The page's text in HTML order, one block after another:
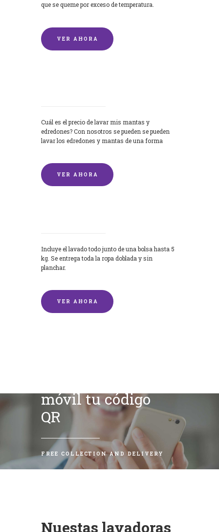
que se queme por exceso de temperatura.
VER AHORA
Cuál es el precio de lavar mis mantas y
edredones? Con nosotros se pueden se pueden
lavar los edredones y mantas de una forma
VER AHORA
Incluye el lavado todo junto de una bolsa hasta 5
kg. Se entrega toda la ropa doblada y sin
planchar.
VER AHORA
móvil tu código
QR
FREE COLLECTION AND DELIVERY
Nuestas lavadoras